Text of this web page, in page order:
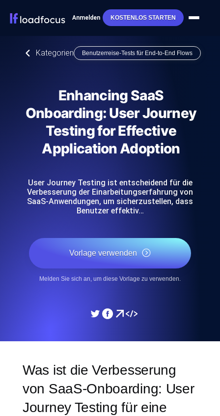
Anmelden KOSTENLOS STARTEN
Kategorien Benutzerreise-Tests für End-to-End Flows
Enhancing SaaS
Onboarding: User Journey
Testing for Effective
Application Adoption
User Journey Testing ist entscheidend für die
Verbesserung der Einarbeitungserfahrung von
SaaS-Anwendungen, um sicherzustellen, dass
Benutzer effektiv…
Vorlage verwenden
Melden Sie sich an, um diese Vorlage zu verwenden.
Was ist die Verbesserung
von SaaS-Onboarding: User
Journey Testing für eine